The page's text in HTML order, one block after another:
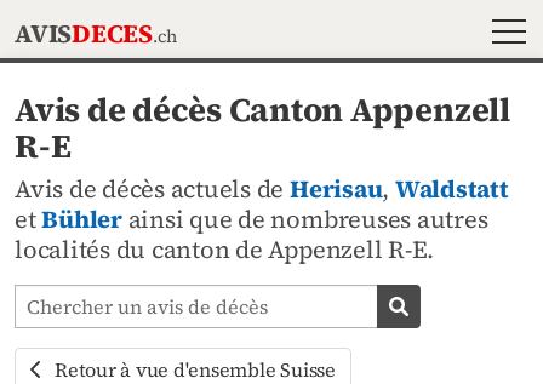
AVISDECES.ch
Avis de décès Canton Appenzell
R-E
Avis de décès actuels de Herisau, Waldstatt
etBühlerainsi que de nombreuses autres
localités du canton de Appenzell R-E.
Chercher les avis mortuaires
Chercher un
Retour à vue d'ensemble Suisse